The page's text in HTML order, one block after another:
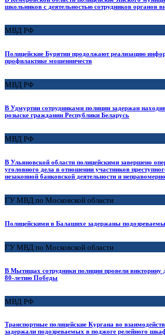
школьников с деятельностью сотрудников органов
МВД РФ
Полицейские Бурятии продолжают реализацию
профилактике мошенничеств
МВД РФ
В Удмуртии сотрудниками полиции задержан
розыске гражданин Республики Беларусь
МВД РФ
В Ульяновской области полицейскими завершено
уголовного дела в отношении участников
незаконной банковской деятельности и
ГУ МВД по Московской области
Полицейскими в Балашихе задержаны
ГУ МВД по Московской области
В Мытищах сотрудники полиции провели
80-летию Победы
МВД РФ
Транспортные полицейские Кургана во
задержали подозреваемых в поджоге релейного